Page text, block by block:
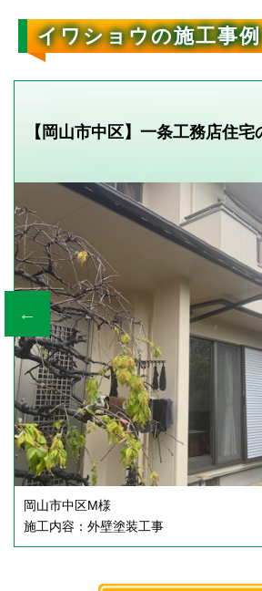
イワショウの施工事例
【岡山市中区】ミサワホームアパートの屋根・外壁塗装工事｜既存色を活かした美観維持と資産価値向上のメンテナンス
装工事,屋根塗装工事,サイディング塗装工事